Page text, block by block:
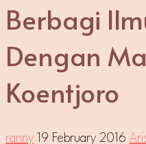
Berbagi
Dengan
Koentjoro
ranny 19 February 2016